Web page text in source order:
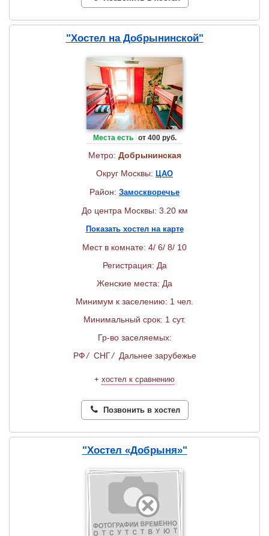
"Хостел на Добрынинской"
Места есть от 400 руб.
Метро: Добрынинская
Округ Москвы: ЦАО
Район: Замоскворечье
До центра Москвы: 3.20 км
Показать хостел на карте
Мест в комнате: 4/ 6/ 8/ 10
Регистрация: Да
Женские места: Да
Минимум к заселению: 1 чел.
Минимальный срок: 1 сут.
Гр-во заселяемых:
РФ/ СНГ/ Дальнее зарубежье
+ хостел к сравнению
Позвонить в хостел
"Хостел «Добрыня»"